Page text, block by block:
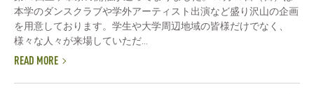
本学のダンスクラブや学外アーティスト出演など盛り沢山の企画
を用意しております。学生や大学周辺地域の皆様だけでなく、
様々な人々が来場していただ...
READ MORE